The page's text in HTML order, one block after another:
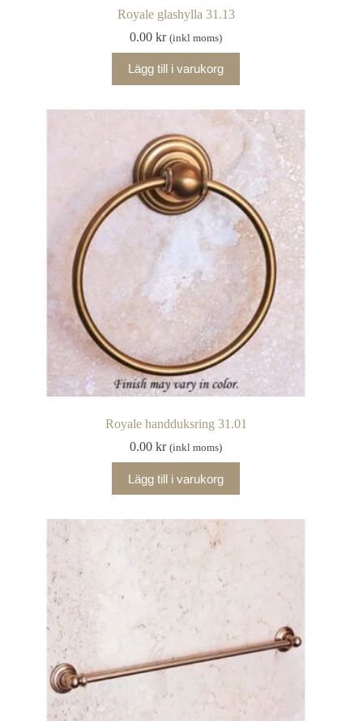
Royale glashylla 31.13
0.00kr (inkl moms)
Lägg till i varukorg
Royale handduksring 31.01
0.00kr (inkl moms)
Lägg till i varukorg